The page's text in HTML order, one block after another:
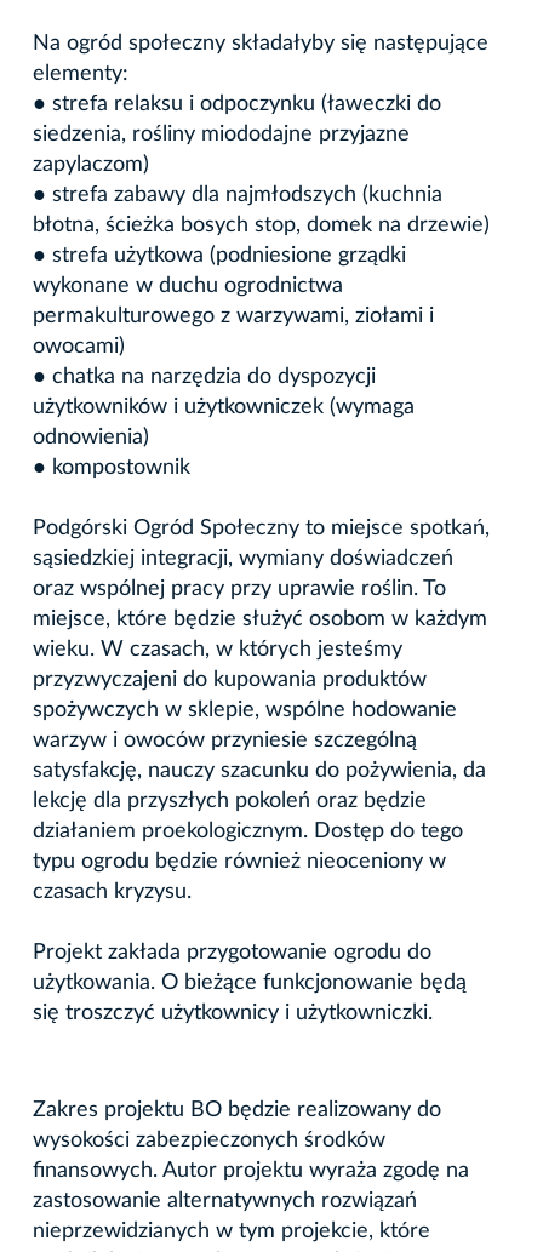
Na ogród społeczny składałyby się następujące
elementy:
● strefa relaksu i odpoczynku (ławeczki do
siedzenia, rośliny miododajne przyjazne
zapylaczom)
● strefa zabawy dla najmłodszych (kuchnia
błotna, ścieżka bosych stop, domek na drzewie)
● strefa użytkowa (podniesione grządki
wykonane w duchu ogrodnictwa
permakulturowego z warzywami, ziołami i
owocami)
● chatka na narzędzia do dyspozycji
użytkowników i użytkowniczek (wymaga
odnowienia)
● kompostownik
Podgórski Ogród Społeczny to miejsce spotkań,
sąsiedzkiej integracji, wymiany doświadczeń
oraz wspólnej pracy przy uprawie roślin. To
miejsce, które będzie służyć osobom w każdym
wieku. W czasach, w których jesteśmy
przyzwyczajeni do kupowania produktów
spożywczych w sklepie, wspólne hodowanie
warzyw i owoców przyniesie szczególną
satysfakcję, nauczy szacunku do pożywienia, da
lekcję dla przyszłych pokoleń oraz będzie
działaniem proekologicznym. Dostęp do tego
typu ogrodu będzie również nieoceniony w
czasach kryzysu.
Projekt zakłada przygotowanie ogrodu do
użytkowania. O bieżące funkcjonowanie będą
się troszczyć użytkownicy i użytkowniczki.
Zakres projektu BO będzie realizowany do
wysokości zabezpieczonych środków
finansowych. Autor projektu wyraża zgodę na
zastosowanie alternatywnych rozwiązań
nieprzewidzianych w tym projekcie, które